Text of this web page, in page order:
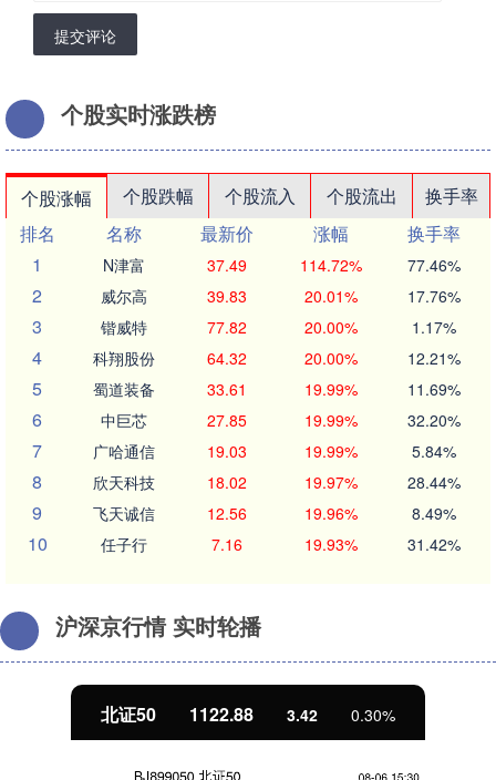
提交评论
个股实时涨跌榜
个股涨幅 个股跌幅 个股流入 个股流出
换手率
排名
名称 最新价 涨幅
换手率
1
N津富 37.49 114.72% 77.46%
2 威尔高 39.83 20.01% 17.76%
3 锴威特 77.82 20.00% 1.17%
4 科翔股份 64.32 20.00% 12.21%
5 蜀道装备 33.61 19.99% 11.69%
6 中巨芯 27.85 19.99% 32.20%
7 广哈通信 19.03 19.99% 5.84%
8 欣天科技 18.02 19.97% 28.44%
9 飞天诚信 12.56 19.96% 8.49%
10 任子行 7.16 19.93% 31.42%
沪深京行情 实时轮播
北证50 1122.88 3.42 0.30%